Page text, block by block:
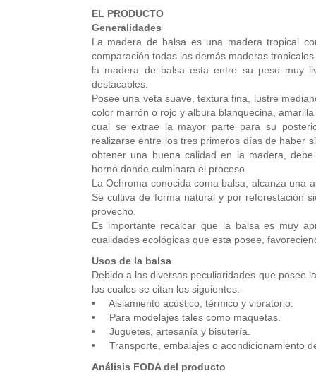
EL PRODUCTO
Generalidades
La madera de balsa es una madera tropical
comparación todas las demás maderas
la madera de balsa esta entre su peso muy
destacables.
Posee una veta suave, textura fina, lustre
color marrón o rojo y albura blanquecina,
cual se extrae la mayor parte para su
realizarse entre los tres primeros días de haber
obtener una buena calidad en la madera,
horno donde culminara el proceso.
La Ochroma conocida coma balsa, alcanza una
Se cultiva de forma natural y por reforestación
provecho.
Es importante recalcar que la balsa es muy
cualidades ecológicas que esta posee,
Usos de la balsa
Debido a las diversas peculiaridades que posee
los cuales se citan los siguientes:
• Aislamiento acústico, térmico y vibratorio.
• Para modelajes tales como maquetas.
• Juguetes, artesanía y bisutería.
• Transporte, embalajes o acondicionamiento
Análisis FODA del producto